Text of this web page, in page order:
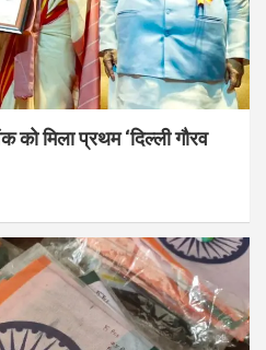
को मिला प्रथम ‘दिल्ली गौरव